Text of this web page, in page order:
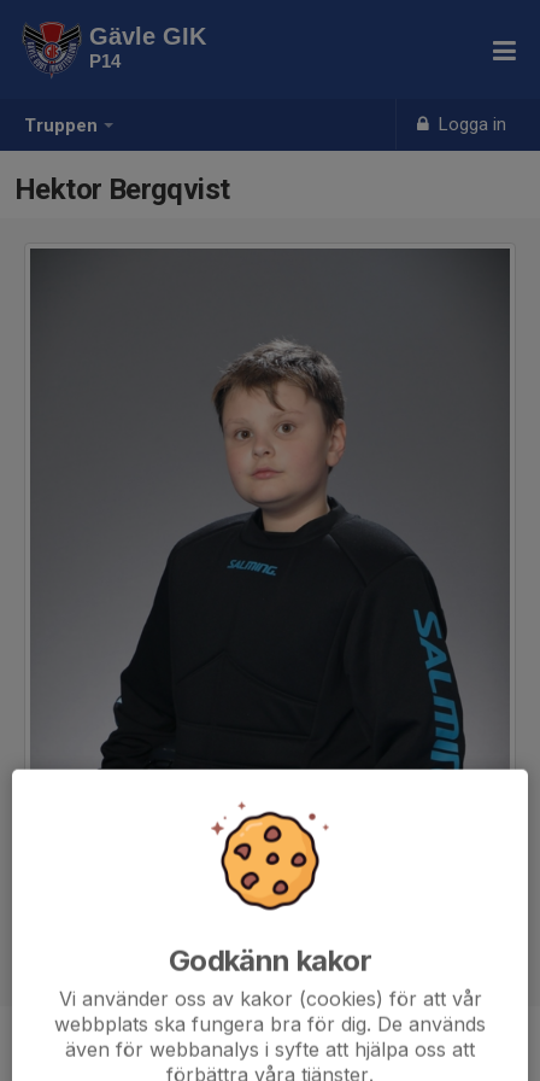
Truppen Logga in
Gävle GIK
P14
Hektor Bergqvist
Position
Målvakt
Godkänn kakor
Vi använder oss av kakor (cookies) för att vår
webbplats ska fungera bra för dig. De används
även för webbanalys i syfte att hjälpa oss att
förbättra våra tjänster.